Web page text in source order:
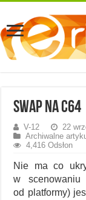
Swap na C64
V-12
22
Archiwalne
4,416 Odsłon
Nie ma co
w
od platformy)